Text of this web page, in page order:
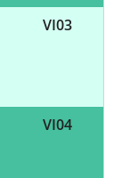
VI03
VI04